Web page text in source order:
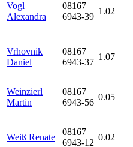
Vogl
Alexandra
08167
6943-39
1.02
Vrhovnik
Daniel
08167
6943-37
1.07
Weinzierl
Martin
08167
6943-56
0.05
Weiß Renate
08167
6943-12
0.02